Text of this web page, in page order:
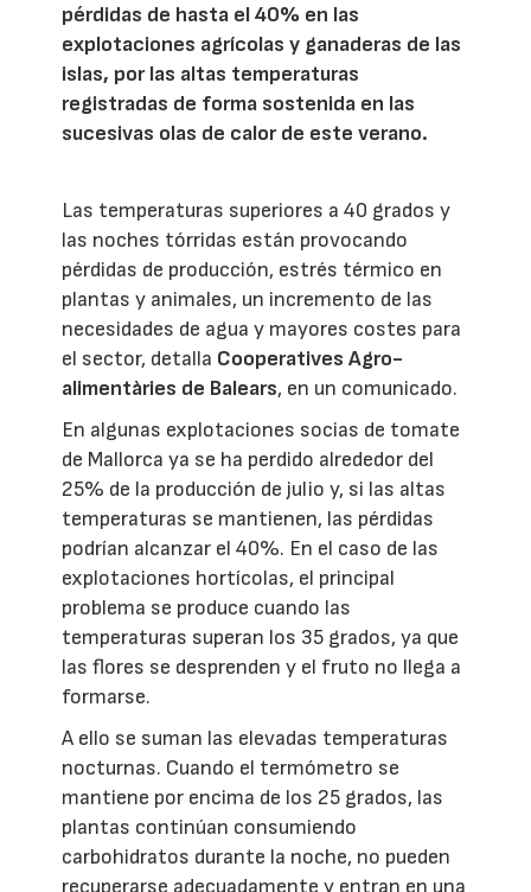
pérdidas de hasta el 40% en las
explotaciones agrícolas y ganaderas de las
islas, por las altas temperaturas
registradas de forma sostenida en las
sucesivas olas de calor de este verano.
Las temperaturas superiores a 40 grados y
las noches tórridas están provocando
pérdidas de producción, estrés térmico en
plantas y animales, un incremento de las
necesidades de agua y mayores costes para
el sector, detalla Cooperatives Agro-
alimentàries de Balears, en un comunicado.
En algunas explotaciones socias de tomate
de Mallorca ya se ha perdido alrededor del
25% de la producción de julio y, si las altas
temperaturas se mantienen, las pérdidas
podrían alcanzar el 40%. En el caso de las
explotaciones hortícolas, el principal
problema se produce cuando las
temperaturas superan los 35 grados, ya que
las flores se desprenden y el fruto no llega a
formarse.
A ello se suman las elevadas temperaturas
nocturnas. Cuando el termómetro se
mantiene por encima de los 25 grados, las
plantas continúan consumiendo
carbohidratos durante la noche, no pueden
recuperarse adecuadamente y entran en una